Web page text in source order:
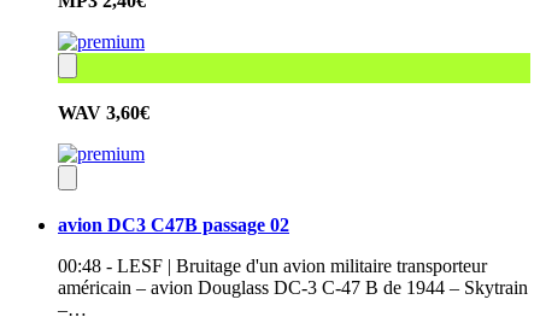
WAV 3,60€
avion DC3 C47B passage 02
00:48 - LESF | Bruitage d'un avion militaire transporteur
américain – avion Douglass DC-3 C-47 B de 1944 – Skytrain
–…